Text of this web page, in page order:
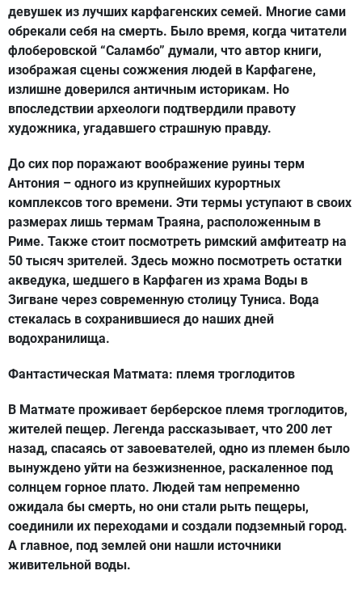
девушек из лучших карфагенских семей. Многие сами
обрекали себя на смерть. Было время, когда читатели
флоберовской “Саламбо” думали, что автор книги,
изображая сцены сожжения людей в Карфагене,
излишне доверился античным историкам. Но
впоследствии археологи подтвердили правоту
художника, угадавшего страшную правду.
До сих пор поражают воображение руины терм
Антония – одного из крупнейших курортных
комплексов того времени. Эти термы уступают в своих
размерах лишь термам Траяна, расположенным в
Риме. Также стоит посмотреть римский амфитеатр на
50 тысяч зрителей. Здесь можно посмотреть остатки
акведука, шедшего в Карфаген из храма Воды в
Зигване через современную столицу Туниса. Вода
стекалась в сохранившиеся до наших дней
водохранилища.
Фантастическая Матмата: племя троглодитов
В Матмате проживает берберское племя троглодитов,
жителей пещер. Легенда рассказывает, что 200 лет
назад, спасаясь от завоевателей, одно из племен было
вынуждено уйти на безжизненное, раскаленное под
солнцем горное плато. Людей там непременно
ожидала бы смерть, но они стали рыть пещеры,
соединили их переходами и создали подземный город.
А главное, под землей они нашли источники
живительной воды.